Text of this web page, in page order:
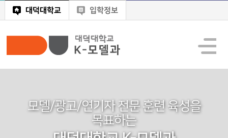
대덕대학교 입학정보
모델/광고/연기자 전문 훈련 육성을
목표하는